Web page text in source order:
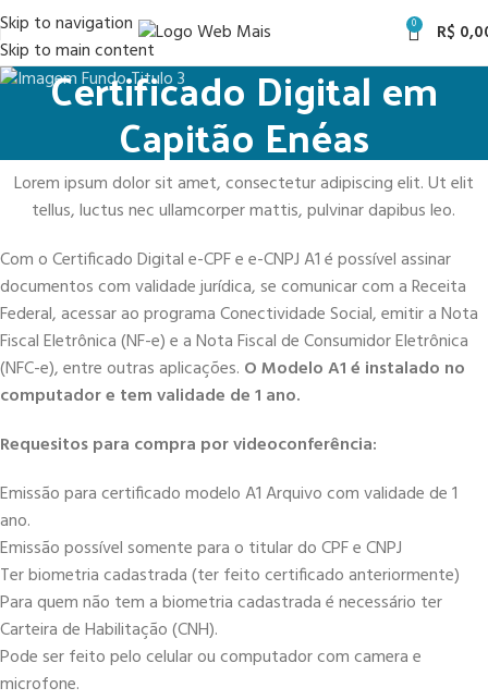
Skip to navigation
Skip to main content
0 R$
Certificado Digital em
Capitão Enéas
Lorem ipsum dolor sit amet, consectetur adipiscing elit. Ut elit
tellus, luctus nec ullamcorper mattis, pulvinar dapibus leo.
Com o Certificado Digital e-CPF e e-CNPJ A1 é possível assinar
documentos com validade jurídica, se comunicar com a Receita
Federal, acessar ao programa Conectividade Social, emitir a Nota
Fiscal Eletrônica (NF-e) e a Nota Fiscal de Consumidor Eletrônica
(NFC-e), entre outras aplicações. O Modelo A1 é instalado no
computador e tem validade de 1 ano.
Requesitos para compra por videoconferência:
Emissão para certificado modelo A1 Arquivo com validade de 1
ano.
Emissão possível somente para o titular do CPF e CNPJ
Ter biometria cadastrada (ter feito certificado anteriormente)
Para quem não tem a biometria cadastrada é necessário ter
Carteira de Habilitação (CNH).
Pode ser feito pelo celular ou computador com camera e
microfone.